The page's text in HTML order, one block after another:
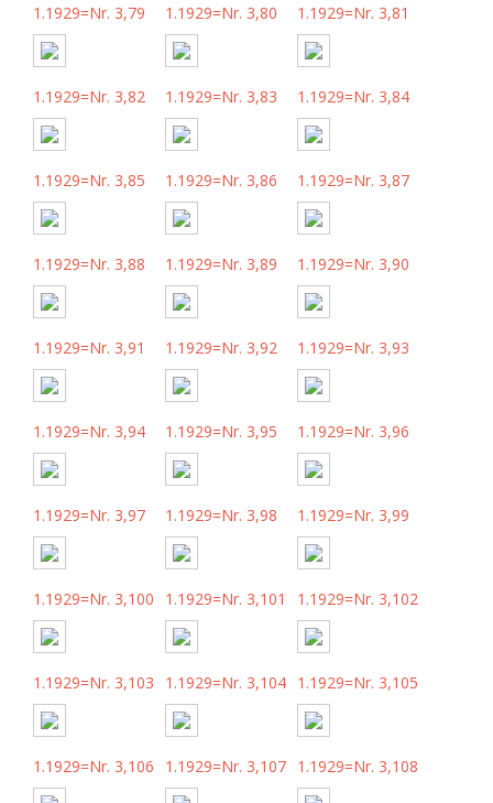
1.1929=Nr. 3,79 1.1929=Nr. 3,80 1.1929=Nr. 3,81
1.1929=Nr. 3,82 1.1929=Nr. 3,83 1.1929=Nr. 3,84
1.1929=Nr. 3,85 1.1929=Nr. 3,86 1.1929=Nr. 3,87
1.1929=Nr. 3,88 1.1929=Nr. 3,89 1.1929=Nr. 3,90
1.1929=Nr. 3,91 1.1929=Nr. 3,92 1.1929=Nr. 3,93
1.1929=Nr. 3,94 1.1929=Nr. 3,95 1.1929=Nr. 3,96
1.1929=Nr. 3,97 1.1929=Nr. 3,98 1.1929=Nr. 3,99
1.1929=Nr. 3,100 1.1929=Nr. 3,101 1.1929=Nr. 3,102
1.1929=Nr. 3,103 1.1929=Nr. 3,104 1.1929=Nr. 3,105
1.1929=Nr. 3,106 1.1929=Nr. 3,107 1.1929=Nr. 3,108